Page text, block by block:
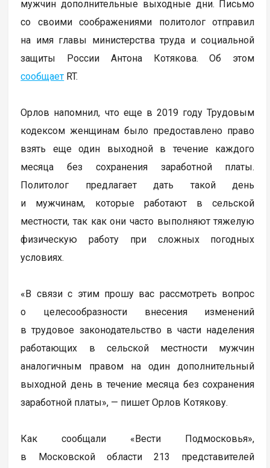
мужчин дополнительные выходные дни. Письмо
со своими соображениями политолог отправил
на имя главы министерства труда и социальной
защиты России Антона Котякова. Об этом
сообщает RT.
Орлов напомнил, что еще в 2019 году Трудовым
кодексом женщинам было предоставлено право
взять еще один выходной в течение каждого
месяца без сохранения заработной платы.
Политолог предлагает дать такой день
и мужчинам, которые работают в сельской
местности, так как они часто выполняют тяжелую
физическую работу при сложных погодных
условиях.
«В связи с этим прошу вас рассмотреть вопрос
о целесообразности внесения изменений
в трудовое законодательство в части наделения
работающих в сельской местности мужчин
аналогичным правом на один дополнительный
выходной день в течение месяца без сохранения
заработной платы», — пишет Орлов Котякову.
Как сообщали «Вести Подмосковья»,
в Московской области 213 представителей